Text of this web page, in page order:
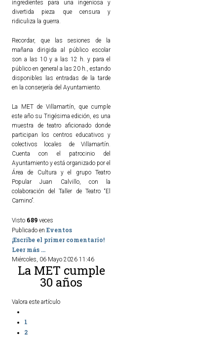
ingredientes para una ingeniosa y
divertida pieza que censura y
ridiculiza la guerra.
Recordar, que las sesiones de la
mañana dirigida al público escolar
son a las 10 y a las 12 h. y para el
público en general a las 20 h., estando
disponibles las entradas de la tarde
en la conserjería del Ayuntamiento.
La MET de Villamartín, que cumple
este año su Trigésima edición, es una
muestra de teatro aficionado donde
participan los centros educativos y
colectivos locales de Villamartín.
Cuenta con el patrocinio del
Ayuntamiento y está organizado por el
Área de Cultura y el grupo Teatro
Popular Juan Calvillo, con la
colaboración del Taller de Teatro “El
Camino”.
Visto 689 veces
Publicado en Eventos
¡Escribe el primer comentario!
Leer más ...
Miércoles, 06 Mayo 2026 11:46
La MET cumple
30 años
Valora este artículo
1
2